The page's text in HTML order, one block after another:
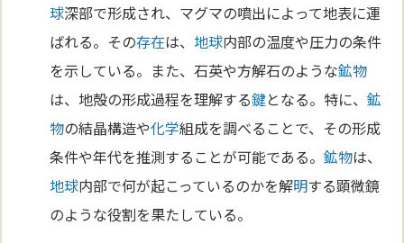
球深部で形成され、マグマの噴出によって地表に運
ばれる。その存在は、地球内部の温度や圧力の条件
を示している。また、石英や方解石のような鉱物
は、地殻の形成過程を理解する鍵となる。特に、鉱
物の結晶構造や化学組成を調べることで、その形成
条件や年代を推測することが可能である。鉱物は、
地球内部で何が起こっているのかを解明する顕微鏡
のような役割を果たしている。